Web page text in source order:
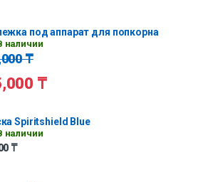
под аппарат для попкорна
наличии
₸
₸
Spiritshield Blue
наличии
₸